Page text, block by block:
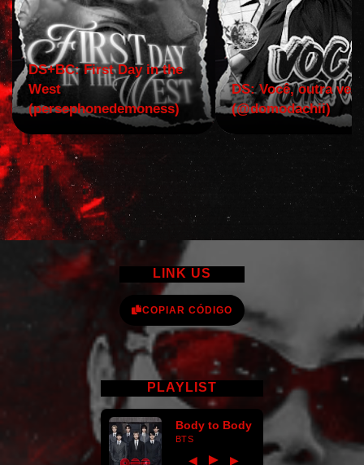
DS+BC: First Day in the
West
(persephonedemoness)
DS: Você, outra vez!
(@domodachii)
LINK US
COPIAR CÓDIGO
PLAYLIST
Body to Body
BTS
◀ ► ▶